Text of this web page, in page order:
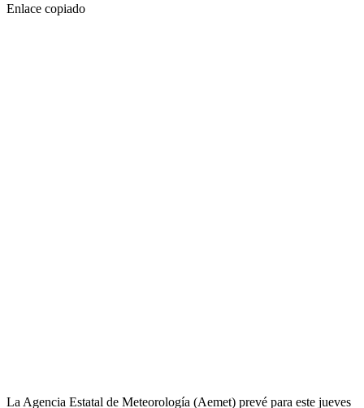
Enlace copiado
La Agencia Estatal de Meteorología (Aemet) prevé para este jueves